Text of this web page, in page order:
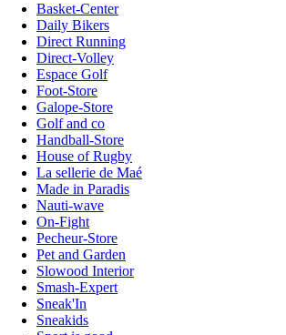
Basket-Center
Daily Bikers
Direct Running
Direct-Volley
Espace Golf
Foot-Store
Galope-Store
Golf and co
Handball-Store
House of Rugby
La sellerie de Maé
Made in Paradis
Nauti-wave
On-Fight
Pecheur-Store
Pet and Garden
Slowood Interior
Smash-Expert
Sneak'In
Sneakids